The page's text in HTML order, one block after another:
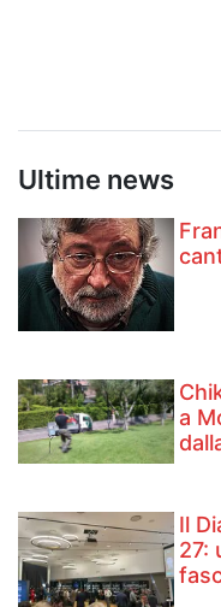
Ultime news
a
Il
27: